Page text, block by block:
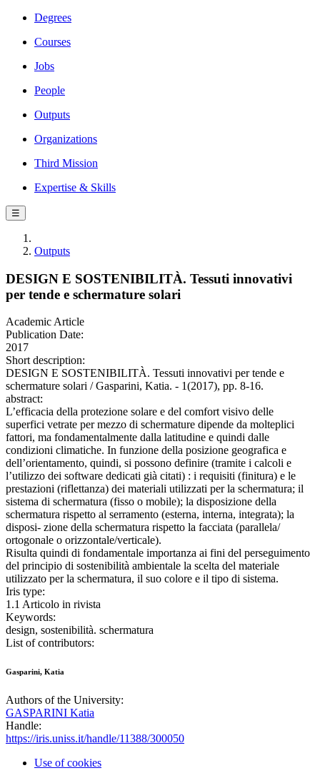
Degrees
Courses
Jobs
People
Outputs
Organizations
Third Mission
Expertise & Skills
☰
Outputs
DESIGN E SOSTENIBILITÀ. Tessuti innovativi
per tende e schermature solari
Academic Article
Publication Date:
2017
Short description:
DESIGN E SOSTENIBILITÀ. Tessuti innovativi per tende e
schermature solari / Gasparini, Katia. - 1(2017), pp. 8-16.
abstract:
L’efficacia della protezione solare e del comfort visivo delle
superfici vetrate per mezzo di schermature dipende da molteplici
fattori, ma fondamentalmente dalla latitudine e quindi dalle
condizioni climatiche. In funzione della posizione geografica e
dell’orientamento, quindi, si possono definire (tramite i calcoli e
l’utilizzo dei software dedicati già citati) : i requisiti (finitura) e le
prestazioni (riflettanza) dei materiali utilizzati per la schermatura; il
sistema di schermatura (fisso o mobile); la disposizione della
schermatura rispetto al serramento (esterna, interna, integrata); la
disposi- zione della schermatura rispetto la facciata (parallela/
ortogonale o orizzontale/verticale).
Risulta quindi di fondamentale importanza ai fini del perseguimento
del principio di sostenibilità ambientale la scelta del materiale
utilizzato per la schermatura, il suo colore e il tipo di sistema.
Iris type:
1.1 Articolo in rivista
Keywords:
design, sostenibilità. schermatura
List of contributors:
Gasparini, Katia
Authors of the University:
GASPARINI Katia
Handle:
https://iris.uniss.it/handle/11388/300050
Use of cookies